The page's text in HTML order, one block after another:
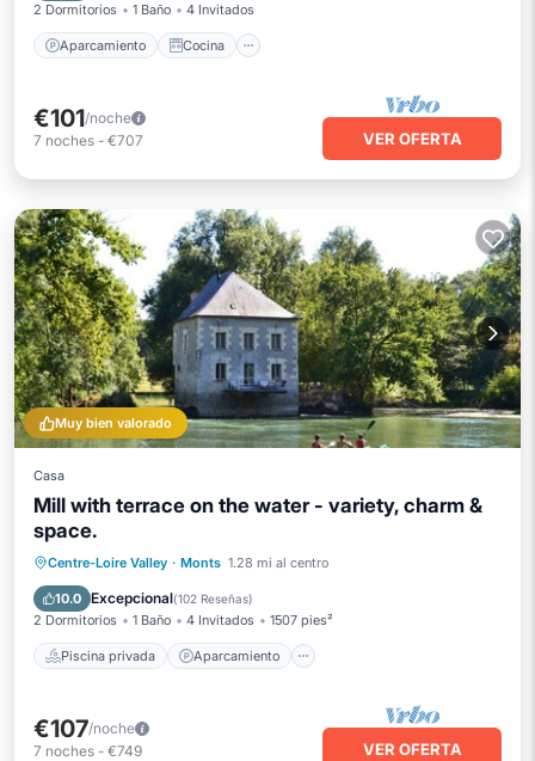
2 Dormitorios 1 Baño 4 Invitados
Aparcamiento Cocina
€101/noche
7 noches - €707 VER OFERTA
Muy bien valorado
Casa
Mill with terrace on the water - variety, charm &
space.
Centre-Loire Valley · Monts 1.28 mi al centro
10.0 Excepcional(102 Reseñas)
2 Dormitorios 1 Baño 4 Invitados 1507 pies²
Piscina privada Aparcamiento
Piscina privada
Aparcamiento
Piscina
Balcón/Terraza
€107/noche
7 noches - €749 VER OFERTA